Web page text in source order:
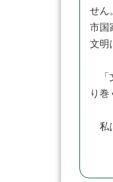
せん
市国
文明
「
り巻
私